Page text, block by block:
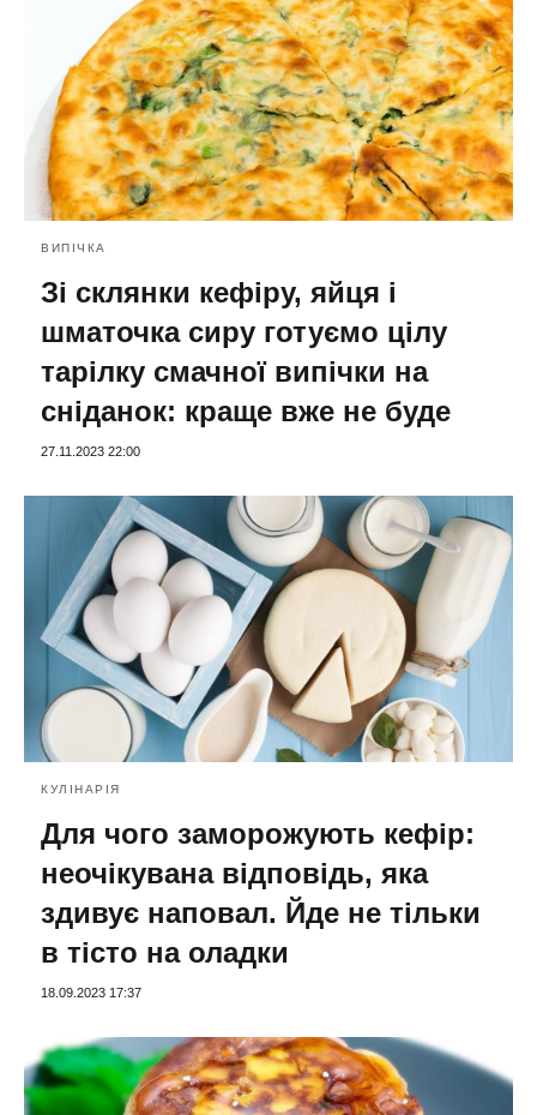
ВИПІЧКА
Зі склянки кефіру, яйця і
шматочка сиру готуємо цілу
тарілку смачної випічки на
сніданок: краще вже не буде
27.11.2023 22:00
КУЛІНАРІЯ
Для чого заморожують кефір:
неочікувана відповідь, яка
здивує наповал. Йде не тільки
в тісто на оладки
18.09.2023 17:37